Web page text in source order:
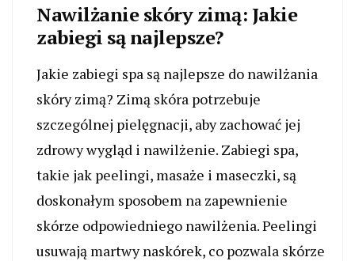
Nawilżanie skóry zimą: Jakie
zabiegi są najlepsze?
Jakie zabiegi spa są najlepsze do nawilżania
skóry zimą? Zimą skóra potrzebuje
szczególnej pielęgnacji, aby zachować jej
zdrowy wygląd i nawilżenie. Zabiegi spa,
takie jak peelingi, masaże i maseczki, są
doskonałym sposobem na zapewnienie
skórze odpowiedniego nawilżenia. Peelingi
usuwają martwy naskórek, co pozwala skórze